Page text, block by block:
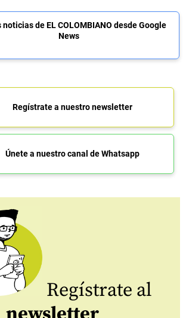
noticias de EL COLOMBIANO desde Google
News
Regístrate a nuestro newsletter
Únete a nuestro canal de Whatsapp
Regístrate al